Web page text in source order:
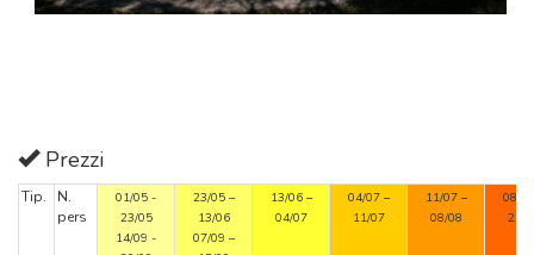
Prezzi
Tip.
N.
pers
01/05 -
23/05
14/09 -
23/05 –
13/06
07/09 –
13/06 –
04/07
04/07 –
11/07
11/07 –
08/08
08/
22/